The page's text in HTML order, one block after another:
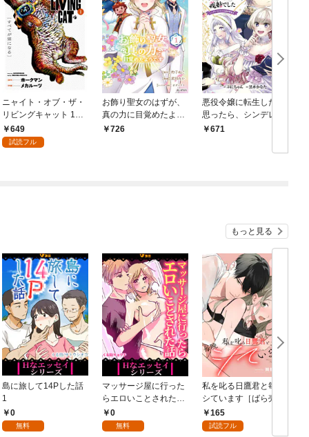
ニャイト・オブ・ザ・
リビングキャット 1巻
すべてが猫になる
649
試読フル
お飾り聖女のはずが、
真の力に目覚めたよう
です THE COMIC 1巻
726
悪役令嬢に転生したと
思ったら、シンデレラ
の義姉でした ～シンデ
671
もっと見る
島に旅して14Pした話
1
0
無料
マッサージ屋に行った
らエロいことされた話
1 0
無料
私を叱る日鷹君と毎晩
シています［ばら売
り］ 第1話
165
試読フル